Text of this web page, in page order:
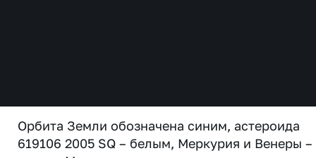
Орбита Земли обозначена синим, астероида
619106 2005 SQ – белым, Меркурия и Венеры –